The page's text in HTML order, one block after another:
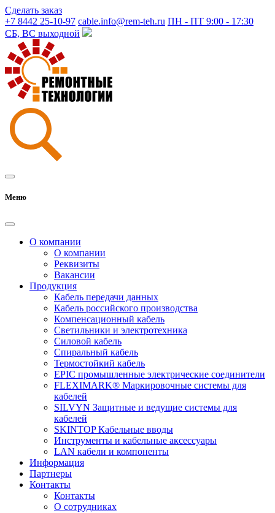
Сделать заказ
+7 8442 25-10-97 cable.info@rem-teh.ru ПН - ПТ 9:00 - 17:30
СБ, ВС выходной
Меню
О компании
О компании
Реквизиты
Вакансии
Продукция
Кабель передачи данных
Кабель российского производства
Компенсационный кабель
Светильники и электротехника
Силовой кабель
Спиральный кабель
Термостойкий кабель
EPIC промышленные электрические соединители
FLEXIMARK® Маркировочные системы для
кабелей
SILVYN Защитные и ведущие системы для
кабелей
SKINTOP Кабельные вводы
Инструменты и кабельные аксессуары
LAN кабели и компоненты
Информация
Партнеры
Контакты
Контакты
О сотрудниках